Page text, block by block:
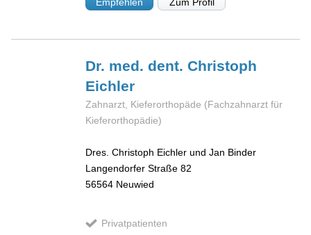
Dr. med. dent. Christoph
Eichler
Zahnarzt, Kieferorthopäde (Fachzahnarzt für
Kieferorthopädie)
Dres. Christoph Eichler und Jan Binder
Langendorfer Straße 82
56564 Neuwied
Privatpatienten